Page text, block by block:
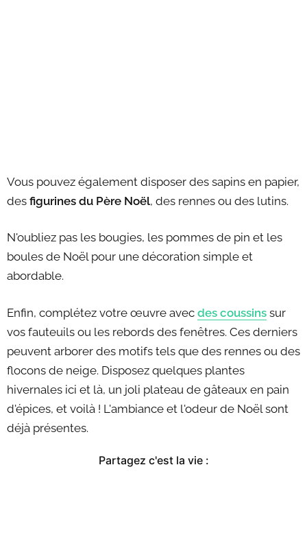
Vous pouvez également disposer des sapins en papier,
des figurines du Père Noël, des rennes ou des lutins.
N'oubliez pas les bougies, les pommes de pin et les
boules de Noël pour une décoration simple et
abordable.
Enfin, complétez votre œuvre avec des coussins sur
vos fauteuils ou les rebords des fenêtres. Ces derniers
peuvent arborer des motifs tels que des rennes ou des
flocons de neige. Disposez quelques plantes
hivernales ici et là, un joli plateau de gâteaux en pain
d'épices, et voilà ! L'ambiance et l'odeur de Noël sont
déjà présentes.
Partagez c'est la vie :